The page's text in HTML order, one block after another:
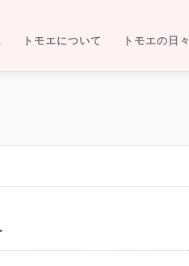
トモエについて トモエの日々